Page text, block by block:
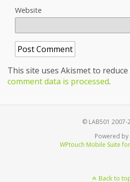
Website
This site uses Akismet to reduce
comment data is processed.
© LAB501 2007-
Powered by
WPtouch Mobile Suite
Back to